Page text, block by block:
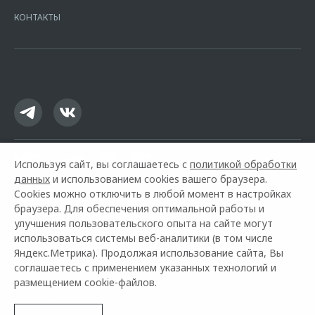
16.01.2015. Предложение ограничено и не является публичной
КОНТАКТЫ
Горячая линия OMODA: +7 (812) 214-02-86
© 2026 Петровский Купчино
Модельный ряд
Архивные модели
Используя сайт, вы соглашаетесь с политикой обработки
данных и использованием cookies вашего браузера.
Cookies можно отключить в любой момент в настройках
браузера. Для обеспечения оптимальной работы и
улучшения пользовательского опыта на сайте могут
использоваться системы веб-аналитики (в том числе
Яндекс.Метрика). Продолжая использование сайта, Вы
соглашаетесь с применением указанных технологий и
размещением cookie-файлов.